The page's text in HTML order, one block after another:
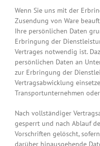
Wenn Sie uns mit der
Zusendung von Ware
Ihre persönlichen Daten
Erbringung der
Vertrages notwendig ist.
persönlichen Daten an
zur Erbringung der
Vertragsabwicklung
Transportunternehmen
Nach vollständiger
gesperrt und nach Ablauf
Vorschriften gelöscht,
darüber hinausgehende